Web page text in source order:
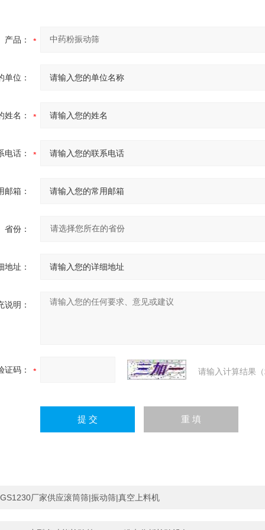
产品：
单位：
姓名：
电话：
邮箱：
省份：
地址：
说明：
证码： 请输入计算结果
GS1230厂家供应滚筒筛|振动筛|真空上料机